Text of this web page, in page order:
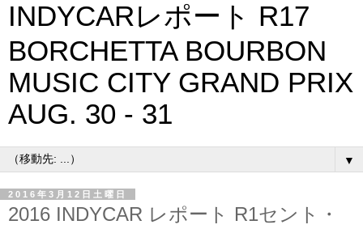
INDYCARレポート R17
BORCHETTA BOURBON
MUSIC CITY GRAND PRIX
AUG. 30 - 31
▼
2016年3月12日土曜日
2016 INDYCAR レポート R1セント・